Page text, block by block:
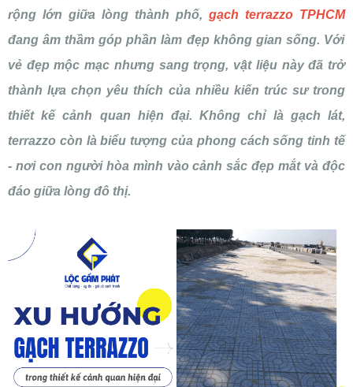
rộng lớn giữa lòng thành phố, gạch terrazzo TPHCM
đang âm thầm góp phần làm đẹp không gian sống. Với
vẻ đẹp mộc mạc nhưng sang trọng, vật liệu này đã trở
thành lựa chọn yêu thích của nhiều kiến trúc sư trong
thiết kế cảnh quan hiện đại. Không chỉ là gạch lát,
terrazzo còn là biểu tượng của phong cách sống tinh tế
- nơi con người hòa mình vào cảnh sắc đẹp mắt và độc
đáo giữa lòng đô thị.